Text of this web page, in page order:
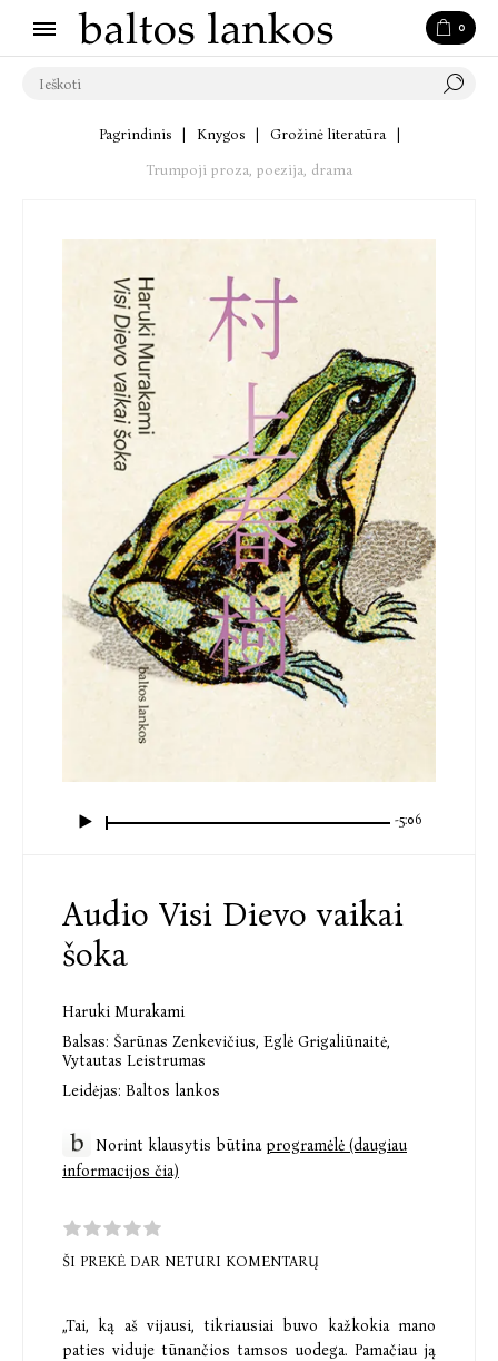
0
Pagrindinis Knygos Grožinė literatūra
Trumpoji proza, poezija, drama
-5:06
Audio Visi Dievo vaikai
šoka
Haruki Murakami
Balsas: Šarūnas Zenkevičius, Eglė Grigaliūnaitė,
Vytautas Leistrumas
Leidėjas: Baltos lankos
Norint klausytis būtinaprogramėlė (daugiau
informacijos čia)
ŠI PREKĖ DAR NETURI KOMENTARŲ
„Tai, ką aš vijausi, tikriausiai buvo kažkokia mano
paties viduje tūnančios tamsos uodega. Pamačiau ją